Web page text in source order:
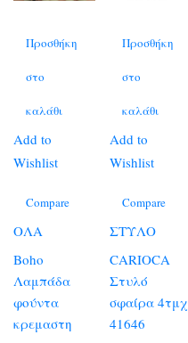
Προσθήκη
στο
καλάθι
Add to
Wishlist
Compare
ΟΛΑ
Boho
Λαμπάδα
φούντα
κρεμαστη
Προσθήκη
στο
καλάθι
Add to
Wishlist
Compare
ΣΤΥΛΟ
CARIOCA
Στυλό
σφαίρα 4τμχ
41646